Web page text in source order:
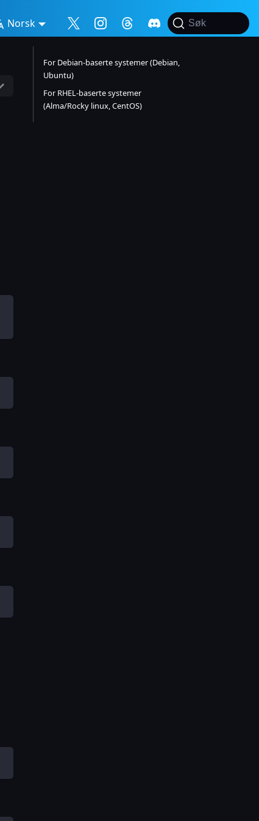
Norsk Søk
For Debian-baserte systemer (Debian,
Ubuntu)
For RHEL-baserte systemer
(Alma/Rocky linux, CentOS)